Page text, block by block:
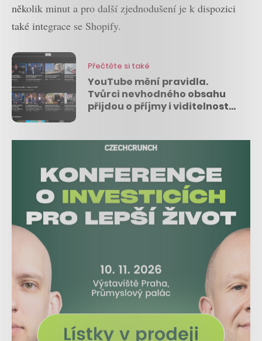
několik minut a pro další zjednodušení je k dispozici
také integrace se Shopify.
Přečtěte si také
YouTube mění pravidla.
Tvůrci nevhodného obsahu
přijdou o příjmy i viditelnost